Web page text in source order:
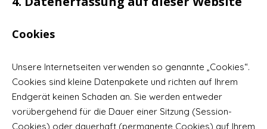
Cookies
Unsere Internetseiten verwenden so genannte „Cookies“.
Cookies sind kleine Datenpakete und richten auf Ihrem
Endgerät keinen Schaden an. Sie werden entweder
vorübergehend für die Dauer einer Sitzung (Session-
Cookies) oder dauerhaft (permanente Cookies) auf Ihrem